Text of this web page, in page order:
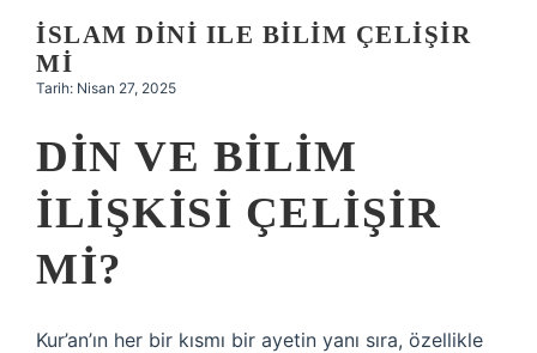
Hakkımızda
İSLAM DINI ILE BILIM ÇELIŞIR
MI
Tarih: Nisan 27, 2025
DIN VE BILIM
ILIŞKISI ÇELIŞIR
MI?
Kur’an’ın her bir kısmı bir ayetin yanı sıra, özellikle